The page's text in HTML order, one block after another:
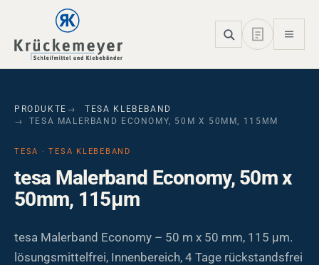
Skip to main navigation
Skip to main content
Skip to page footer
PRODUKTE
TESA KLEBEBAND
TESA MALERBAND ECONOMY, 50M X 50MM, 115ΜM
TESA · TESA KLEBEBAND
tesa Malerband Economy, 50m x
50mm, 115µm
tesa Malerband Economy – 50 m x 50 mm, 115 µm.
lösungsmittelfrei, Innenbereich, 4 Tage rückstandsfrei